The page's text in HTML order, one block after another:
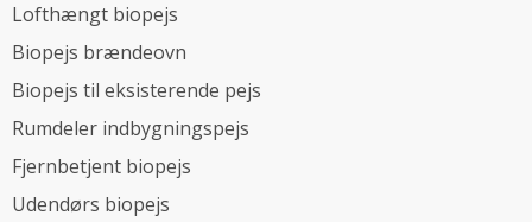
Lofthængt biopejs
Biopejs brændeovn
Biopejs til eksisterende pejs
Rumdeler indbygningspejs
Fjernbetjent biopejs
Udendørs biopejs